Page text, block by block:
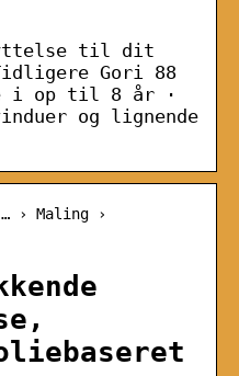
til dit
Gori 88
i op til 8 år ·
og lignende
› Maling ›